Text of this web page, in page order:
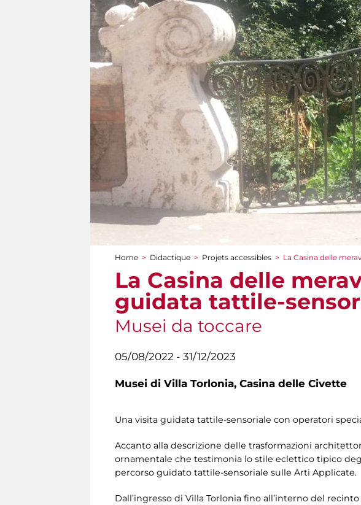
You are here
Home > Didactique > Projets accessibles > La Casina delle
La Casina delle
guidata tattile-
Musei da toccare
05/08/2022 - 31/12/2023
Musei di Villa Torlonia, Casina delle Civette
Una visita guidata tattile-sensoriale con operatori
Accanto alla descrizione delle trasformazioni
ornamentale che testimonia lo stile eclettico tipico
percorso guidato tattile-sensoriale sulle Arti Applicate.
Dall’ingresso di Villa Torlonia fino all’interno del